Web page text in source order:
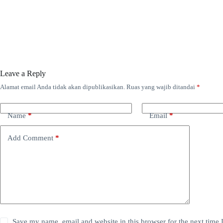
Leave a Reply
Alamat email Anda tidak akan dipublikasikan. Ruas yang wajib ditandai *
Name* Email*
Add Comment *